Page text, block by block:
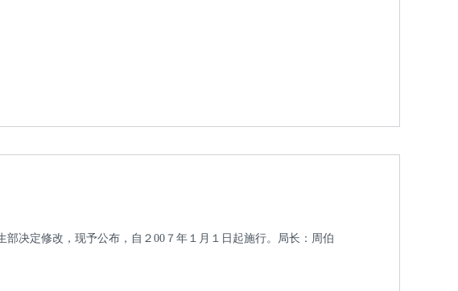
决定修改，现予公布，自２00７年１月１日起施行。局长：周伯